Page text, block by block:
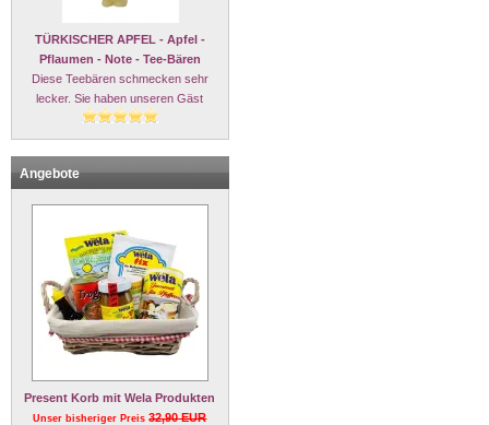
TÜRKISCHER APFEL - Apfel -
Pflaumen - Note - Tee-Bären
Diese Teebären schmecken sehr
lecker. Sie haben unseren Gäst
Angebote
Present Korb mit Wela Produkten
Unser bisheriger Preis32,90 EUR